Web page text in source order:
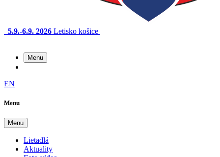
5.9.-6.9. 2026 Letisko košice
Menu
EN
Menu
Menu
Lietadlá
Aktuality